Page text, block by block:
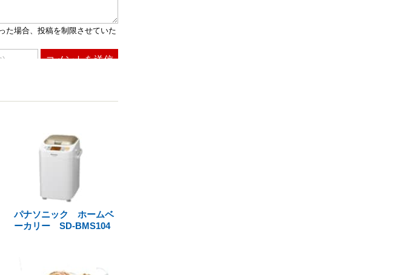
パナソニック ホームベ
ーカリー SD-BMS104